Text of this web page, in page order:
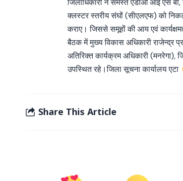
क्लस्टर स्तरीय संघों (सीएलएफ) को
कराए। जिससे समूहों की आय एवं
बैठक में मुख्य विकास अधिकारी राजेन्द्र
अतिरिक्त कार्यक्रम अधिकारी
उपस्थित रहे।जिला सूचना कार्यालय एटा
Share This Article